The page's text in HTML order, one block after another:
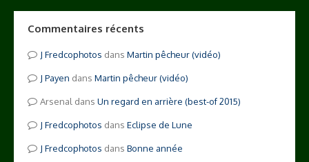
Commentaires récents
Fredcophotos dans Martin pêcheur (vidéo)
Payen dans Martin pêcheur (vidéo)
Arsenal dans Un regard en arrière (best-of 2015)
Fredcophotos dans Eclipse de Lune
Fredcophotos dans Bonne année